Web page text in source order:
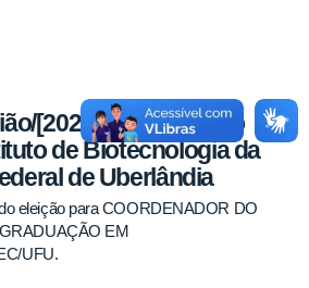
[2026] da Comissão
de Biotecnologia da
de Uberlândia
eleição para COORDENADOR DO
EM
UFU.